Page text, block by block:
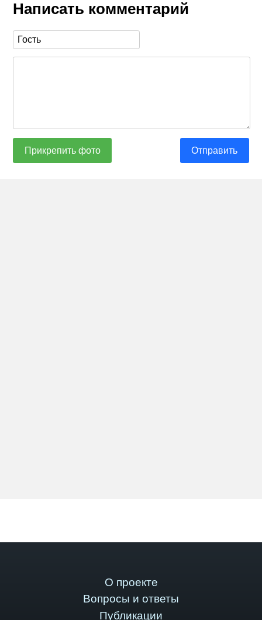
Написать комментарий
Прикрепить фото Отправить
О проекте
Вопросы и ответы
Публикации